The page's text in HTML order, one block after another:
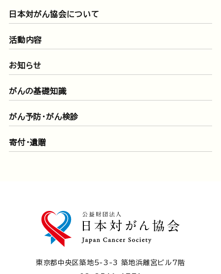
日本対がん協会について
活動内容
お知らせ
がんの基礎知識
がん予防・がん検診
寄付・遺贈
東京都中央区築地5-3-3 築地浜離宮ビル7階